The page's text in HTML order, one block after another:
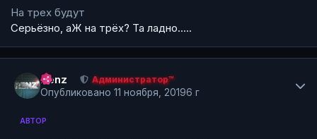
На трех будут
Серьёзно, аЖ на трёх? Та ладно.....
Renz Администратор™
Опубликовано 11 ноября, 20196 г
АВТОР